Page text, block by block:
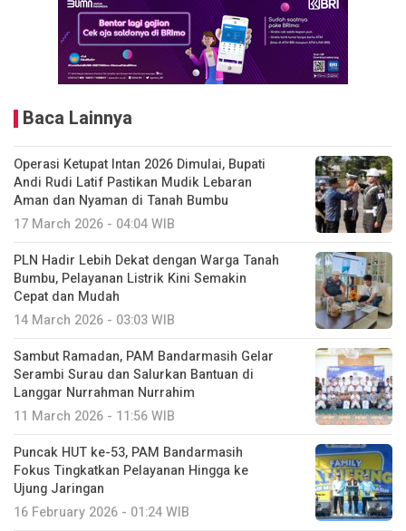
Baca Lainnya
Operasi Ketupat Intan 2026 Dimulai, Bupati
Andi Rudi Latif Pastikan Mudik Lebaran
Aman dan Nyaman di Tanah Bumbu
17 March 2026 - 04:04 WIB
PLN Hadir Lebih Dekat dengan Warga Tanah
Bumbu, Pelayanan Listrik Kini Semakin
Cepat dan Mudah
14 March 2026 - 03:03 WIB
Sambut Ramadan, PAM Bandarmasih Gelar
Serambi Surau dan Salurkan Bantuan di
Langgar Nurrahman Nurrahim
11 March 2026 - 11:56 WIB
Puncak HUT ke-53, PAM Bandarmasih
Fokus Tingkatkan Pelayanan Hingga ke
Ujung Jaringan
16 February 2026 - 01:24 WIB